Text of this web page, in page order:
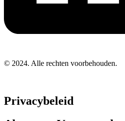
© 2024. Alle rechten voorbehouden.
Privacybeleid